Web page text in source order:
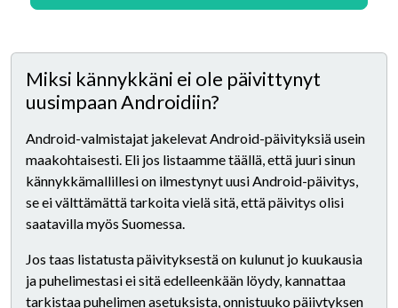
Miksi kännykkäni ei ole päivittynyt
uusimpaan Androidiin?
Android-valmistajat jakelevat Android-päivityksiä usein
maakohtaisesti. Eli jos listaamme täällä, että juuri sinun
kännykkämallillesi on ilmestynyt uusi Android-päivitys,
se ei välttämättä tarkoita vielä sitä, että päivitys olisi
saatavilla myös Suomessa.
Jos taas listatusta päivityksestä on kulunut jo kuukausia
ja puhelimestasi ei sitä edelleenkään löydy, kannattaa
tarkistaa puhelimen asetuksista, onnistuuko päiivtyksen